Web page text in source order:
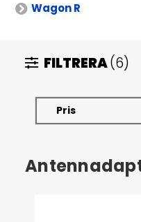
Wagon R
FILTRERA(6)
Pris